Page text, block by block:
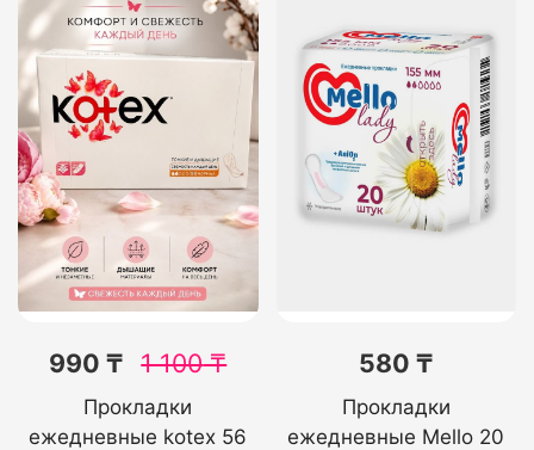
990 ₸ 1 100₸
Прокладки
ежедневные kotex 56
580 ₸
Прокладки
ежедневные Mello 20